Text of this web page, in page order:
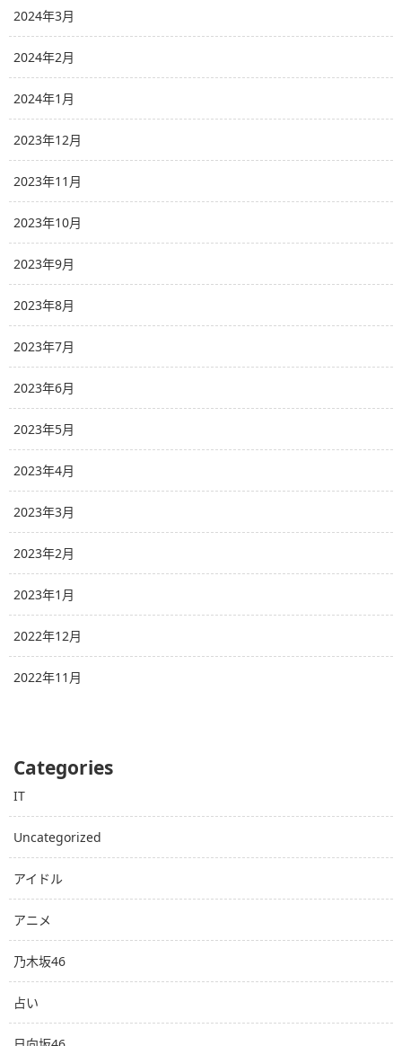
2024年3月
2024年2月
2024年1月
2023年12月
2023年11月
2023年10月
2023年9月
2023年8月
2023年7月
2023年6月
2023年5月
2023年4月
2023年3月
2023年2月
2023年1月
2022年12月
2022年11月
Categories
IT
Uncategorized
アイドル
アニメ
乃木坂46
占い